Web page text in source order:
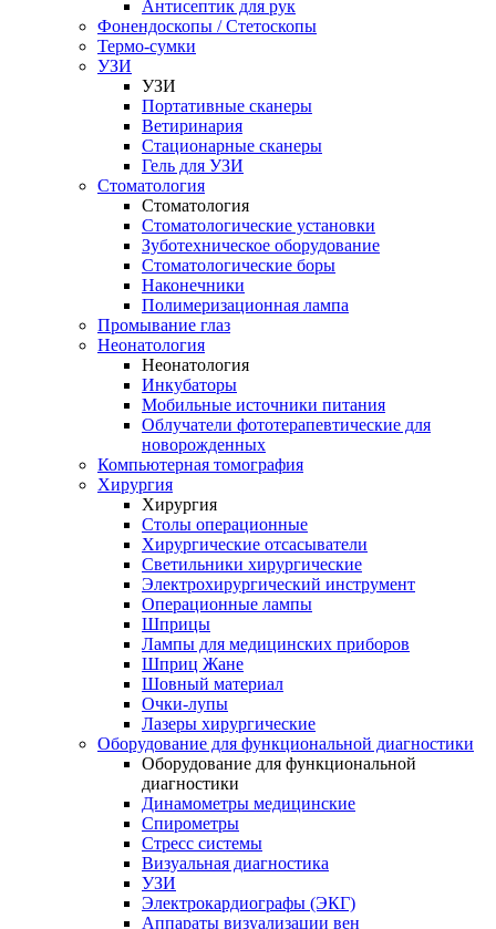
Антисептик для рук
Фонендоскопы / Стетоскопы
Термо-сумки
УЗИ
УЗИ
Портативные сканеры
Ветиринария
Стационарные сканеры
Гель для УЗИ
Стоматология
Стоматология
Стоматологические установки
Зуботехническое оборудование
Стоматологические боры
Наконечники
Полимеризационная лампа
Промывание глаз
Неонатология
Неонатология
Инкубаторы
Мобильные источники питания
Облучатели фототерапевтические для
новорожденных
Компьютерная томография
Хирургия
Хирургия
Столы операционные
Хирургические отсасыватели
Светильники хирургические
Электрохирургический инструмент
Операционные лампы
Шприцы
Лампы для медицинских приборов
Шприц Жане
Шовный материал
Очки-лупы
Лазеры хирургические
Оборудование для функциональной диагностики
Оборудование для функциональной
диагностики
Динамометры медицинские
Спирометры
Стресс системы
Визуальная диагностика
УЗИ
Электрокардиографы (ЭКГ)
Аппараты визуализации вен